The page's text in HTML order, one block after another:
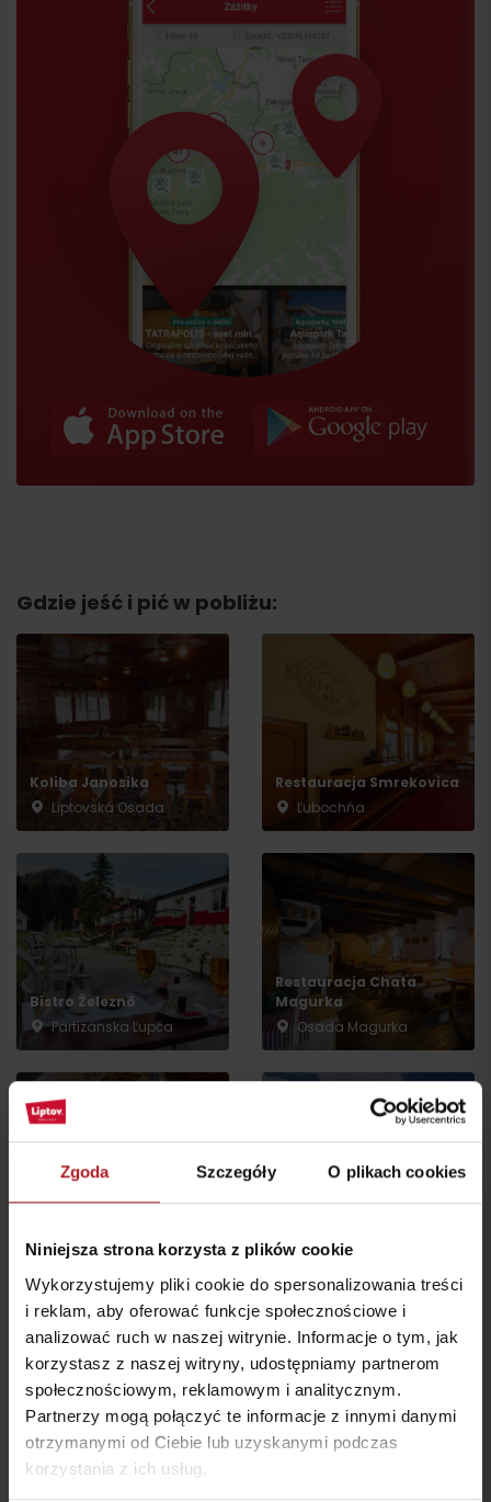
Zgoda Szczegóły O plikach cookies
Niniejsza strona korzysta z plików cookie
Wykorzystujemy pliki cookie do spersonalizowania treści
i reklam, aby oferować funkcje społecznościowe i
analizować ruch w naszej witrynie. Informacje o tym, jak
korzystasz z naszej witryny, udostępniamy partnerom
społecznościowym, reklamowym i analitycznym.
Partnerzy mogą połączyć te informacje z innymi danymi
otrzymanymi od Ciebie lub uzyskanymi podczas
korzystania z ich usług.
Gdzie jeść i pić w pobliżu:
Koliba Janosika
Liptovská Osada
Restauracja Smrekovica
Ľubochňa
Bistro Železnô
Partizánska Ľupča
Restauracja Chata
Magurka
Osada Magurka
Koliba pod Vlkolíncom
Potok
Ružomberok
wszystkie miejsca do jedzenia i picia
Aktivity a relax v gh blízkosti:
Przyjazd